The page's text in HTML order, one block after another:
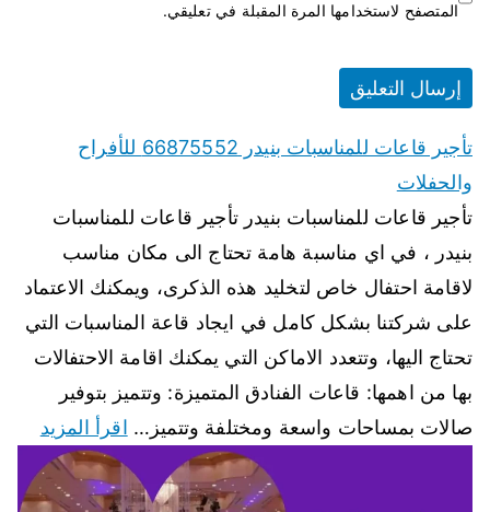
المتصفح لاستخدامها المرة المقبلة في تعليقي.
تأجير قاعات للمناسبات بنيدر 66875552 للأفراح
والحفلات
تأجير قاعات للمناسبات بنيدر تأجير قاعات للمناسبات
بنيدر ، في اي مناسبة هامة تحتاج الى مكان مناسب
لاقامة احتفال خاص لتخليد هذه الذكرى، ويمكنك الاعتماد
على شركتنا بشكل كامل في ايجاد قاعة المناسبات التي
تحتاج اليها، وتتعدد الاماكن التي يمكنك اقامة الاحتفالات
بها من اهمها: قاعات الفنادق المتميزة: وتتميز بتوفير
صالات بمساحات واسعة ومختلفة وتتميز… اقرأ المزيد